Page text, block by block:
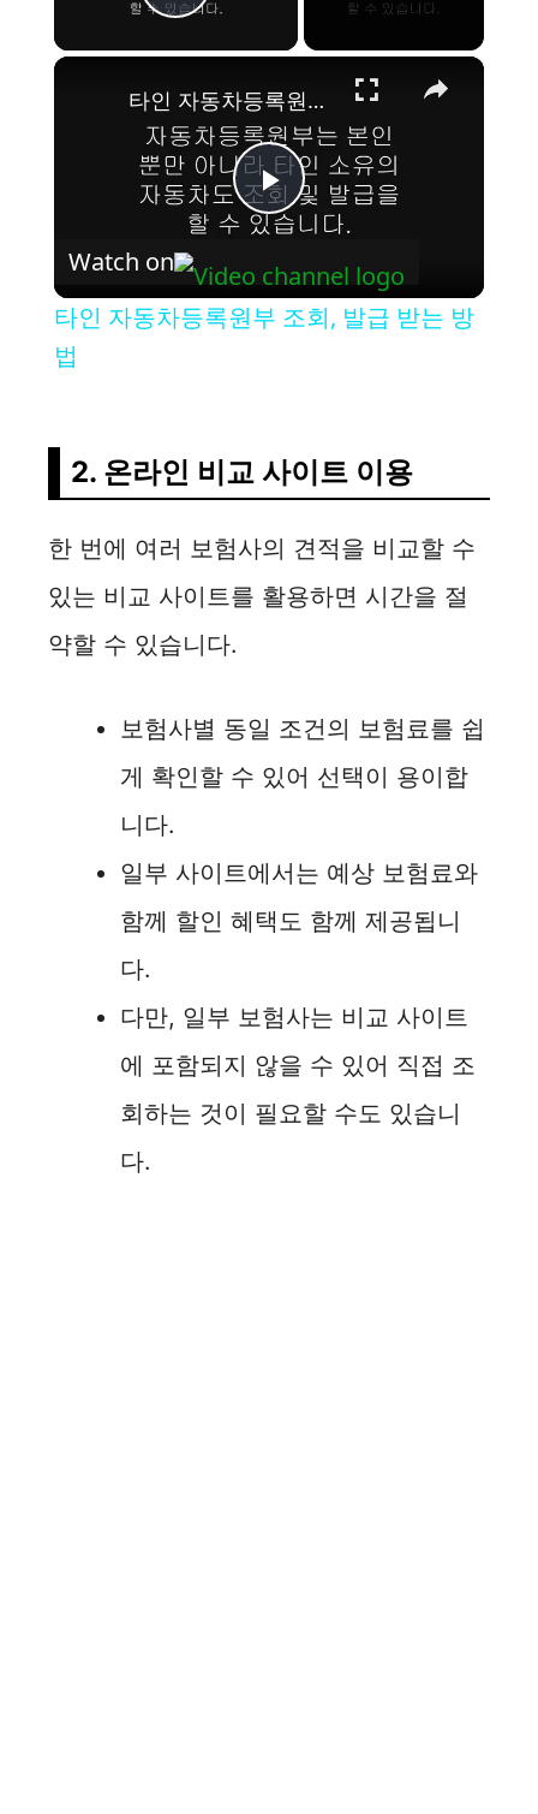
Play Video
×
P
l
V
e
o
타인 자동차등록원부 조회, 발급 받는 방법
Watch on
타인 자동차등록원부 조회, 발급 받는 방
법
2. 온라인 비교 사이트 이용
한 번에 여러 보험사의 견적을 비교할 수
있는 비교 사이트를 활용하면 시간을 절
약할 수 있습니다.
보험사별 동일 조건의 보험료를 쉽
게 확인할 수 있어 선택이 용이합
니다.
일부 사이트에서는 예상 보험료와
함께 할인 혜택도 함께 제공됩니
다.
다만, 일부 보험사는 비교 사이트
에 포함되지 않을 수 있어 직접 조
회하는 것이 필요할 수도 있습니
다.